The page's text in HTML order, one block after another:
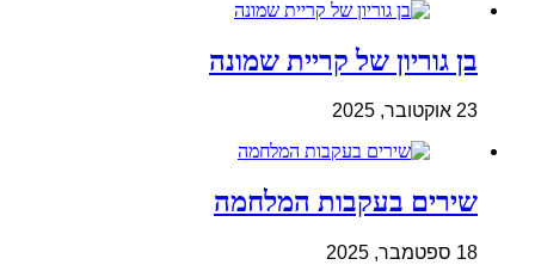
בן גוריון של קריית שמונה
23 אוקטובר, 2025
שירים בעקבות המלחמה
18 ספטמבר, 2025